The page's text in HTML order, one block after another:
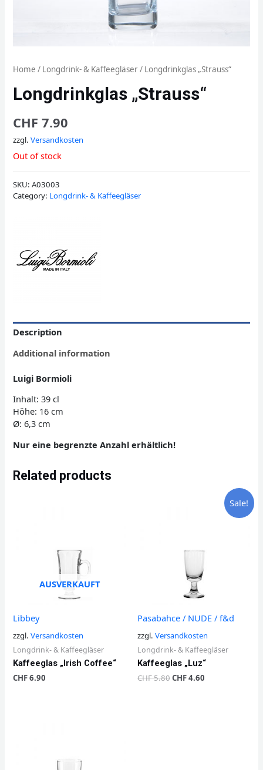
Home / Longdrink- & Kaffeegläser/ Longdrinkglas „Strauss“
Longdrinkglas „Strauss“
CHF 7.90
zzgl.Versandkosten
Out of stock
SKU:A03003
Category: Longdrink- & Kaffeegläser
Description
Additional information
Luigi Bormioli
Inhalt: 39 cl
Höhe: 16 cm
Ø: 6,3 cm
Nur eine begrenzte Anzahl erhältlich!
Related products
AUSVERKAUFT
Libbey
zzgl.Versandkosten
Longdrink- & Kaffeegläser
Kaffeeglas „Irish Coffee“
CHF6.90
Sale!
Pasabahce / NUDE / f&d
zzgl. Versandkosten
Longdrink- & Kaffeegläser
Kaffeeglas „Luz“
CHF5.80CHF4.60